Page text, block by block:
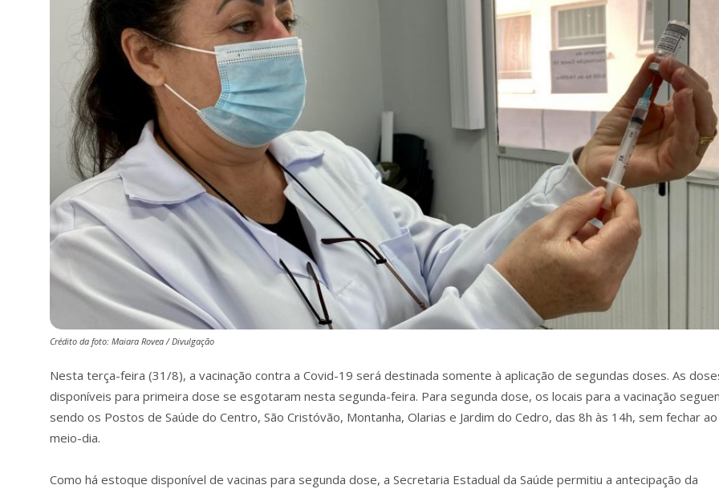
Crédito da foto: Maiara Rovea / Divulgação
Nesta terça-feira (31/8), a vacinação contra a Covid-19 será destinada somente à aplicação de segundas doses. As
disponíveis para primeira dose se esgotaram nesta segunda-feira. Para segunda dose, os locais para a vacinação
sendo os Postos de Saúde do Centro, São Cristóvão, Montanha, Olarias e Jardim do Cedro, das 8h às 14h, sem fechar ao
meio-dia.
Como há estoque disponível de vacinas para segunda dose, a Secretaria Estadual da Saúde permitiu a antecipação da